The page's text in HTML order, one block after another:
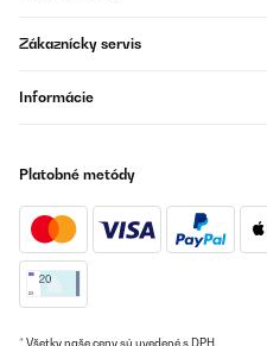
Zákaznícky servis
Informácie
Platobné metódy
* Všetky naše ceny sú uvedené s DPH.